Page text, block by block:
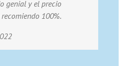
genial y el precio
100%.